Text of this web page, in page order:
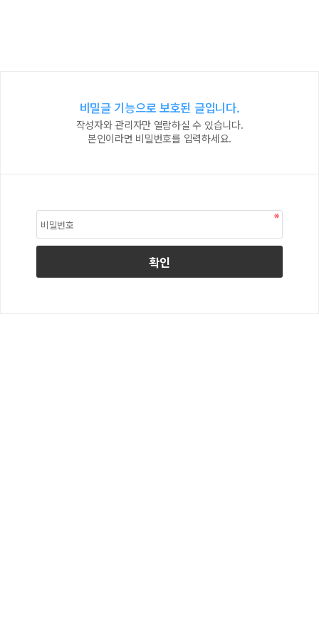
비밀글 기능으로 보호된 글입니다.
작성자와 관리자만 열람하실 수 있습니다.
본인이라면 비밀번호를 입력하세요.